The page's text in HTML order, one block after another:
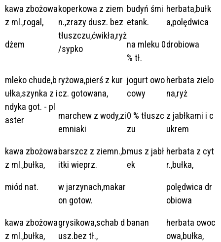
kawa zbożowa
z ml.,rogal,
dżem
koperkowa z ziem
n.,zrazy dusz. bez
tłuszczu,ćwikła,ryż
/sypko
budyń śmi
etank.
na mleku 0
% tł.
herbata,bułk
a,polędwica
drobiowa
mleko chude,b
ułka,szynka z i
ndyka got. - pl
aster
ryżowa,pierś z kur
cz. gotowana,
marchew z wody,zi
emniaki
jogurt owo
cowy
0 % tłuszc
zu
herbata zielo
na,ryż
z jabłkami i c
ukrem
kawa zbożowa
z ml.,bułka,
miód nat.
barszcz z ziemn.,b
itki wieprz.
w jarzynach,makar
on gotow.
mus z jabł
ek
herbata z cyt
r.,bułka,
polędwica dr
obiowa
kawa zbożowa
z ml.,bułka,
grysikowa,schab d
usz.bez tł.,
banan
herbata owoc
owa,bułka,